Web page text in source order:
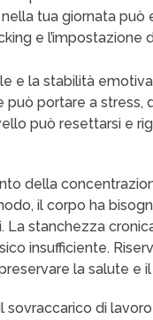
tua giornata
e l’impostazione
e la stabilità
portare a stress,
può resettarsi e
della
il corpo ha
La stanchezza
insufficiente.
la salute e
sovraccarico di